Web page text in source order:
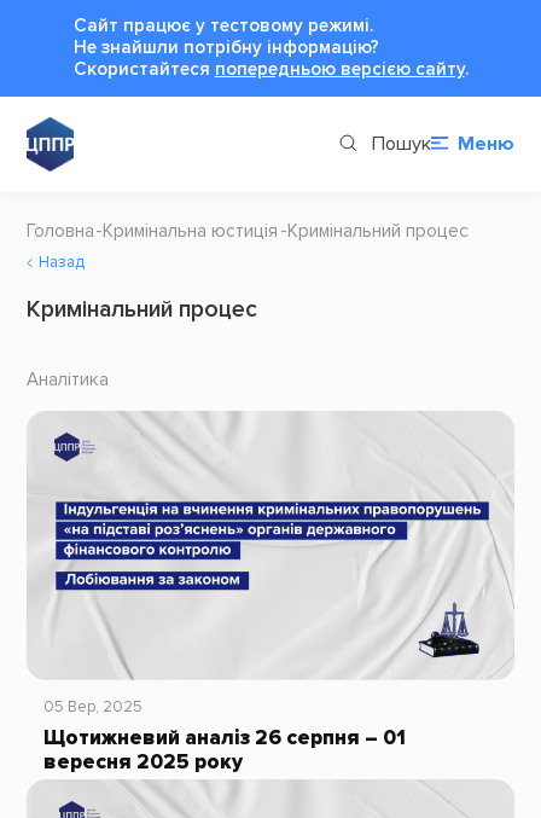
Сайт працює у тестовому режимі.
Не знайшли потрібну інформацію?
Cкористайтеся попередньою версією сайту.
Пошук Меню
Головна Кримінальна юстиція Кримінальний процес
Назад
Кримінальний процес
Аналітика
05 Вер, 2025
Щотижневий аналіз 26 серпня – 01
вересня 2025 року